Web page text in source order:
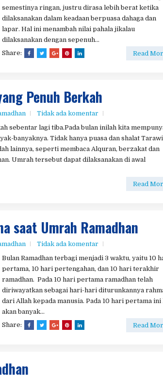
Penuh Berkah
Tidak ada komentar
Umrah tersebut dapat dilaksanakan di awal
saat Umrah Ramadhan
diriwayatkan sebagai hari-hari diturunkannya
akan banyak...
Share:
Read
Ramadhan murah 2014
informasi harga hubungi kami di 021-33114048 atau
087884412164. Pin BB 763179B6 Paket Hemat Awal